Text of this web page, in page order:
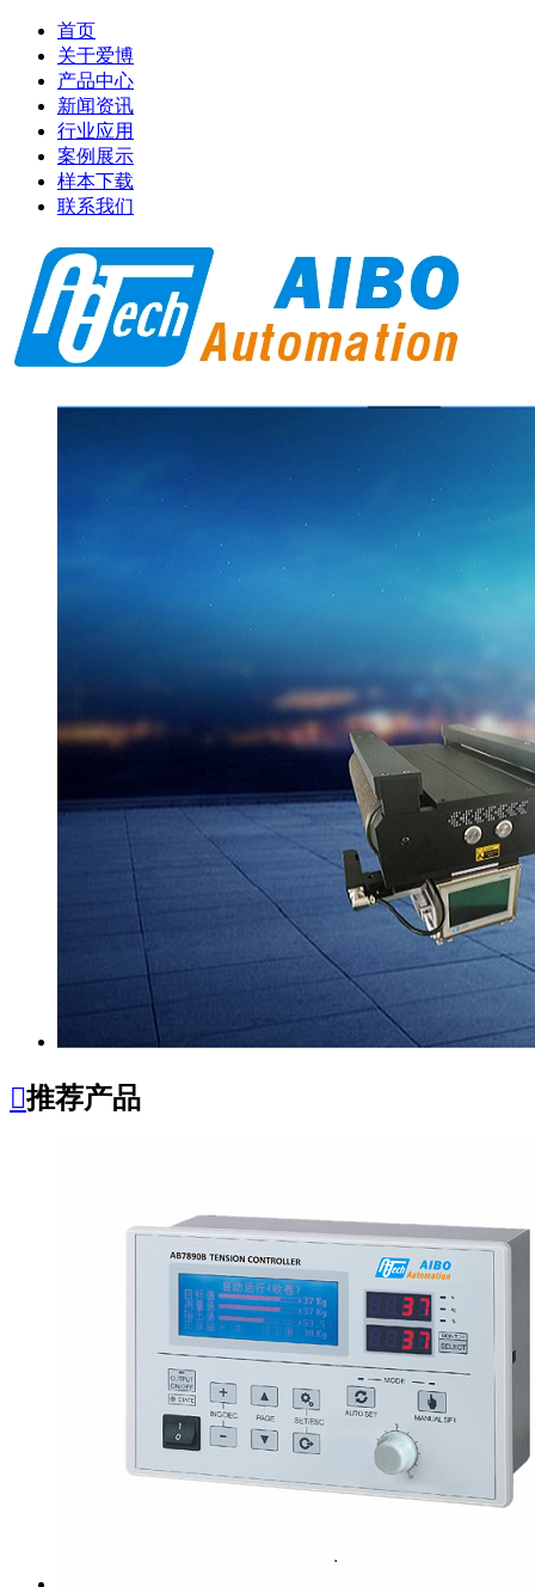
首页
关于爱博
产品中心
新闻资讯
行业应用
案例展示
样本下载
联系我们
推荐产品